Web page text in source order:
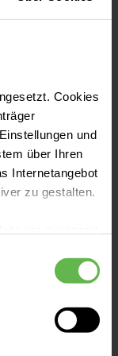
Cookies
und
über Ihren
Internetangebot
zu gestalten.
notwendigen
mit
und
von